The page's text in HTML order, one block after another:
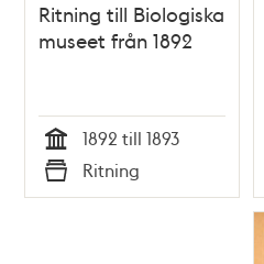
Ritning till Biologiska
museet från 1892
Tid
1892 till 1893
Typ
Ritning